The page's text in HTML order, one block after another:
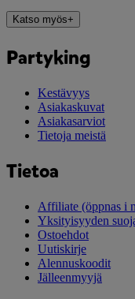
Katso myös+
Partyking
Kestävyys
Asiakaskuvat
Asiakasarviot
Tietoja meistä
Tietoa
Affiliate (öppnas i
Yksityisyyden
Ostoehdot
Uutiskirje
Alennuskoodit
Jälleenmyyjä